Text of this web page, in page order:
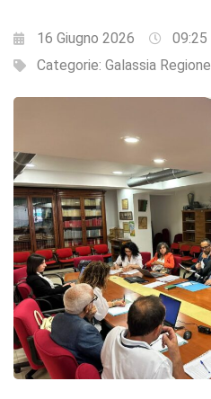
16 Giugno 2026
09:25
Categorie: Galassia Regione